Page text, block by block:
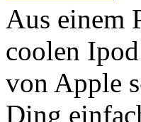
Aus einem
coolen
von Apple
Ding